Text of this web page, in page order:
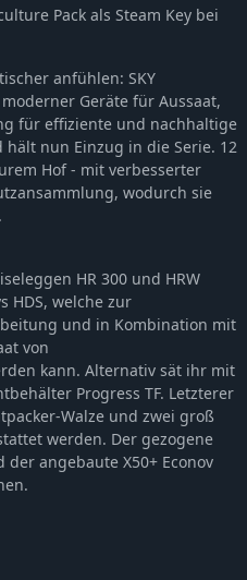
Pack als Steam Key bei
anfühlen: SKY
Geräte für Aussaat,
für effiziente und nachhaltige
nun Einzug in die Serie. 12
Hof - mit verbesserter
wodurch sie
HR 300 und HRW
HDS, welche zur
und in Kombination mit
von
kann. Alternativ sät ihr mit
Progress TF. Letzterer
Walze und zwei groß
werden. Der gezogene
angebaute X50+ Econov